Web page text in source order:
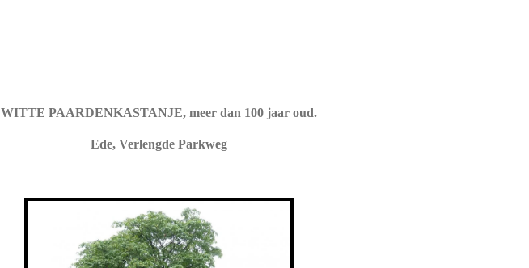
WITTE PAARDENKASTANJE, meer dan 100 jaar oud.
Ede, Verlengde Parkweg